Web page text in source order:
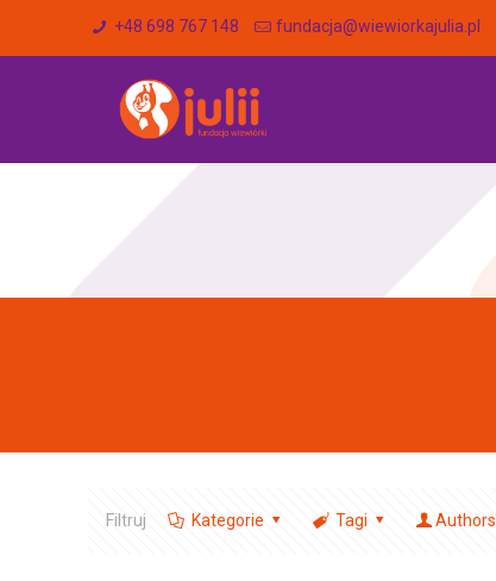
+48 698 767 148 fundacja@wiewiorkajulia.pl
Filtruj Kategorie Tagi Authors